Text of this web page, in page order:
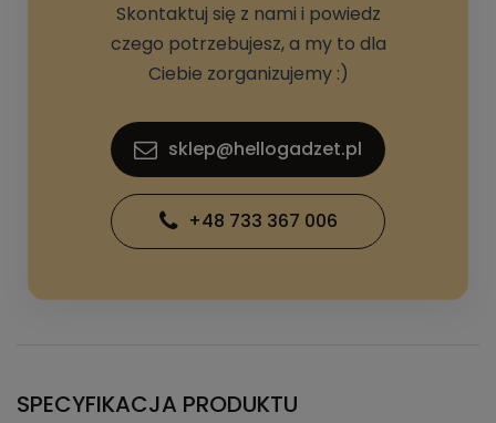
Skontaktuj się z nami i powiedz
czego potrzebujesz, a my to dla
Ciebie zorganizujemy :)
sklep@hellogadzet.pl
+48 733 367 006
SPECYFIKACJA PRODUKTU